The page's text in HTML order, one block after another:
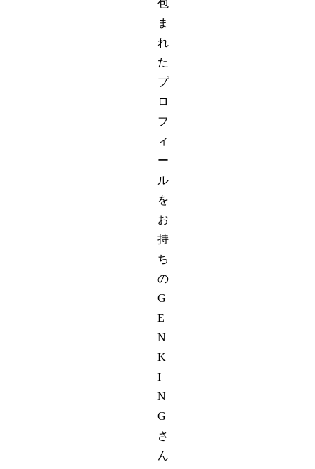
包
ま
れ
た
プ
ロ
フ
ィ
ー
ル
を
お
持
ち
の
G
E
N
K
I
N
G
さ
ん